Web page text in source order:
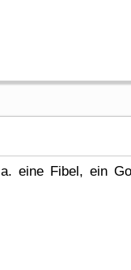
eine Fibel, ein